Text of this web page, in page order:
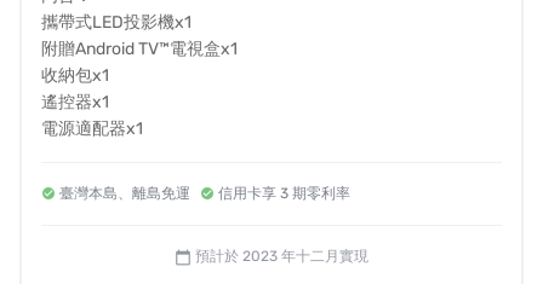
若投影機偏離中心，ZenBeam L2 會自動進行校正，透過
水平和垂直梯形調整
的校正畫面。（梯形校正調整：±40°（垂直）/±30°（水
間的距離，不用再自己手動轉鏡頭調整或移動距離啦！
攜帶式LED投影機x1
附贈Android TV™電視盒x1
收納包x1
遙控器x1
電源適配器x1
臺灣本島、離島免運 信用卡享 3 期零利率
calendar_today 預計於 2023 年十二月實現